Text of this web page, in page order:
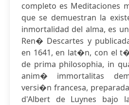
completo es Meditaciones
que se demuestran la
inmortalidad del alma, es
Ren� Descartes y
en 1641, en lat�n, con el
de prima philosophia, in
anim� immortalitas
versi�n francesa,
d'Albert de Luynes bajo